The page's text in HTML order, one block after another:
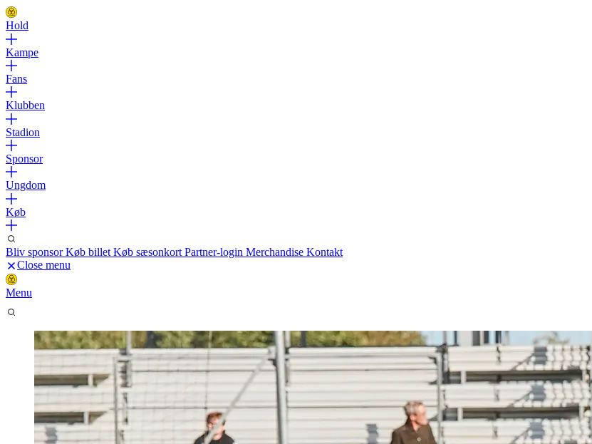
Hold
Kampe
Fans
Klubben
Stadion
Sponsor
Ungdom
Køb
Bliv sponsorKøb billet Køb sæsonkort Partner-login Merchandise Kontakt
Close menu
Menu